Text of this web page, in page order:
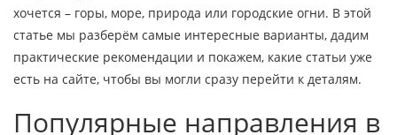
хочется – горы, море, природа или городские огни. В этой
статье мы разберём самые интересные варианты, дадим
практические рекомендации и покажем, какие статьи уже
есть на сайте, чтобы вы могли сразу перейти к деталям.
Популярные направления в